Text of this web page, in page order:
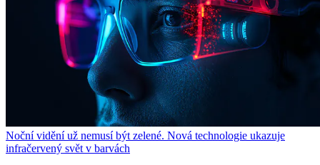
Noční vidění už nemusí být zelené. Nová technologie ukazuje
infračervený svět v barvách